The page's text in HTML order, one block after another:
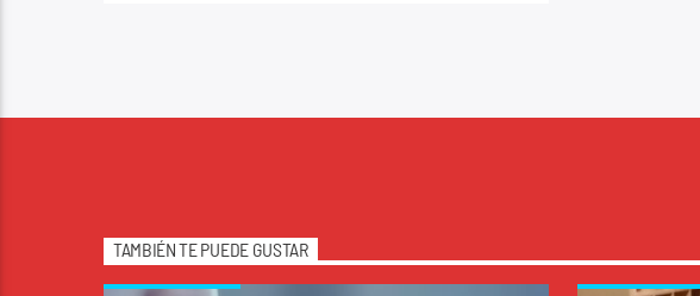
TAMBIÉN TE PUEDE GUSTAR